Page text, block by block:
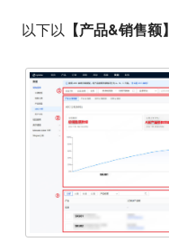
以下以 【产品&销售额】